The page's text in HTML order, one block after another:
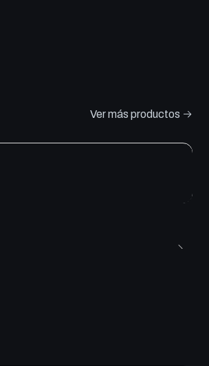
Ver más productos